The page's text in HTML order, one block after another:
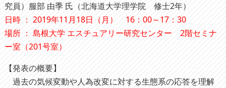
究員）服部 由季 氏（北海道大学理学院 修士2年）
日時 ： 2019年11月18日（月） 16：00～17：30
場所 ： 島根大学 エスチュアリー研究センター 2階セミナ
ー室（201号室）
【発表の概要】
過去の気候変動や人為改変に対する生態系の応答を理解